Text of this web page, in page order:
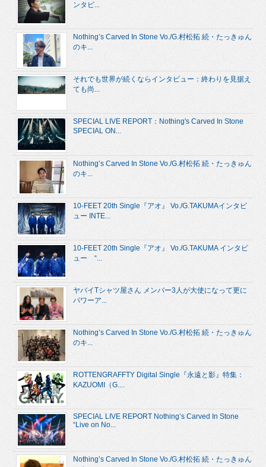
ンタビ...
Nothing’s Carved In Stone Vo./G.村松拓 続・たっきゅん
のキ...
それでも世界が続くならインタビュー：終わりを見据え
ても尚...
SPECIAL LIVE REPORT：Nothing's Carved In Stone
SPECIAL ON...
Nothing’s Carved In Stone Vo./G.村松拓 続・たっきゅん
のキ...
10-FEET 20th Single『アオ』 Vo./G.TAKUMAインタビ
ュー INTE...
10-FEET 20th Single『アオ』 Vo./G.TAKUMA インタビ
ュー “...
ヤバイTシャツ屋さん メンバー3人が大使になって更に
パワーア...
Nothing’s Carved In Stone Vo./G.村松拓 続・たっきゅん
のキ...
ROTTENGRAFFTY Digital Single『永遠と影』特集：
KAZUOMI（G....
SPECIAL LIVE REPORT Nothing’s Carved In Stone
“Live on No...
Nothing’s Carved In Stone Vo./G.村松拓 続・たっきゅん